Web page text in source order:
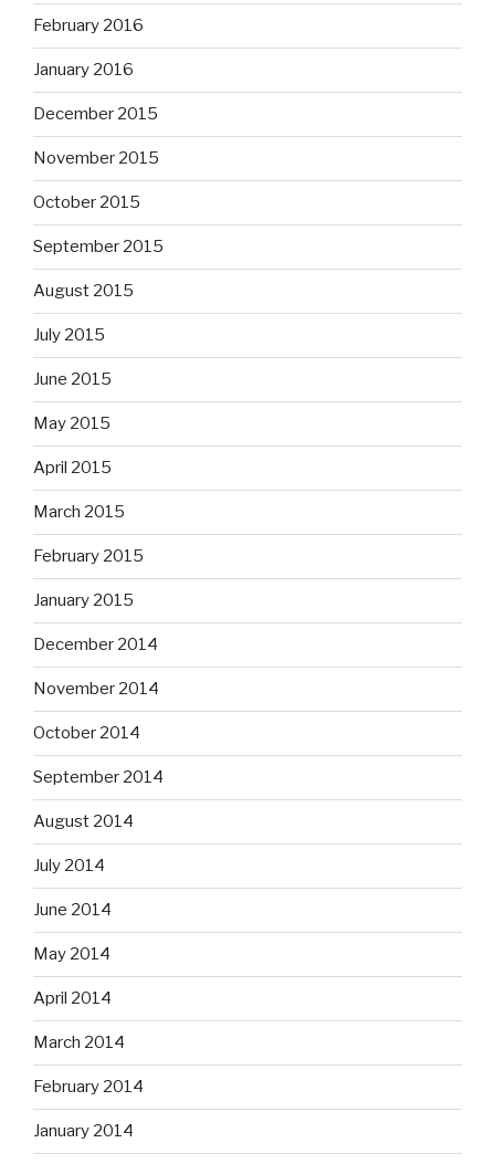
February 2016
January 2016
December 2015
November 2015
October 2015
September 2015
August 2015
July 2015
June 2015
May 2015
April 2015
March 2015
February 2015
January 2015
December 2014
November 2014
October 2014
September 2014
August 2014
July 2014
June 2014
May 2014
April 2014
March 2014
February 2014
January 2014